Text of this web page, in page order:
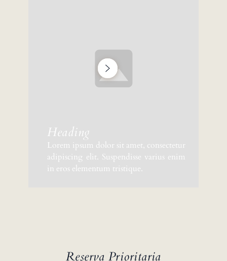
Heading
Lorem ipsum dolor sit amet, consectetur
adipiscing elit. Suspendisse varius enim
in eros elementum tristique.
Reserva Prioritaria